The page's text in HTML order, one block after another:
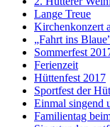
Lange Treue
Kirchenkonzert
„Fahrt ins
Sommerfest
Ferienzeit
Hüttenfest 2017
Sportfest der
Einmal singend
Familientag